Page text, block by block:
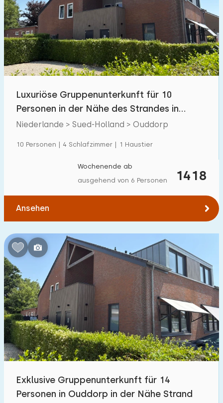
Badezimmer:
1 2 3 4
Entfernungen
Von Ouddorp (max. km):
Zum Meer(max. km):
5 10
1 2
Zum Wasser (max. km):
5 10 20
Zu öffentlichen Verkehrsmitteln(max. km):
0,2 0,5 1 2 5
Unterkunft
Im Ferienpark
Luxuriöse Gruppenunterkunft für 10
Personen in der Nähe des Strandes in
Ouddorp
Niederlande > Sued-Holland > Ouddorp
10 Personen | 4 Schlafzimmer | 1 Haustier
1418
Wochenende ab
ausgehend von 6 Personen
Ansehen
Exklusive Gruppenunterkunft für 14
Personen in Ouddorp in der Nähe Strand